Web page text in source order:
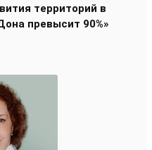
территорий в
превысит 90%»